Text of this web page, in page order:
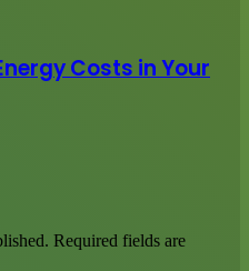
Costs in Your
Required fields are